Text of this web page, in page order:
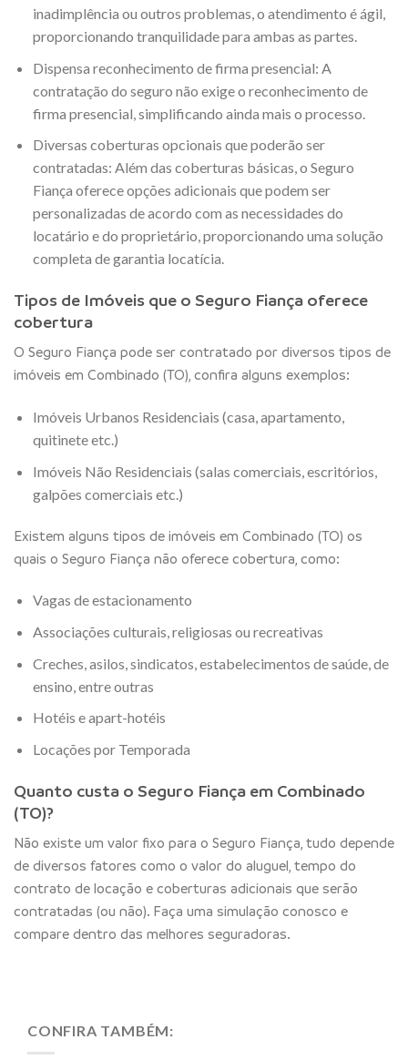
inadimplência ou outros problemas, o atendimento é ágil,
proporcionando tranquilidade para ambas as partes.
Dispensa reconhecimento de firma presencial: A
contratação do seguro não exige o reconhecimento de
firma presencial, simplificando ainda mais o processo.
Diversas coberturas opcionais que poderão ser
contratadas: Além das coberturas básicas, o Seguro
Fiança oferece opções adicionais que podem ser
personalizadas de acordo com as necessidades do
locatário e do proprietário, proporcionando uma solução
completa de garantia locatícia.
Tipos de Imóveis que o Seguro Fiança oferece
cobertura
O Seguro Fiança pode ser contratado por diversos tipos de
imóveis em Combinado (TO), confira alguns exemplos:
Imóveis Urbanos Residenciais (casa, apartamento,
quitinete etc.)
Imóveis Não Residenciais (salas comerciais, escritórios,
galpões comerciais etc.)
Existem alguns tipos de imóveis em Combinado (TO) os
quais o Seguro Fiança não oferece cobertura, como:
Vagas de estacionamento
Associações culturais, religiosas ou recreativas
Creches, asilos, sindicatos, estabelecimentos de saúde, de
ensino, entre outras
Hotéis e apart-hotéis
Locações por Temporada
Quanto custa o Seguro Fiança em Combinado
(TO)?
Não existe um valor fixo para o Seguro Fiança, tudo depende
de diversos fatores como o valor do aluguel, tempo do
contrato de locação e coberturas adicionais que serão
contratadas (ou não). Faça uma simulação conosco e
compare dentro das melhores seguradoras.
CONFIRA TAMBÉM: